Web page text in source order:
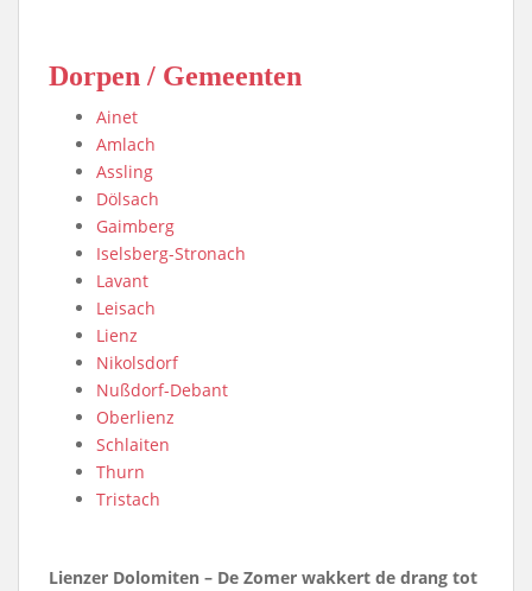
Dorpen / Gemeenten
Ainet
Amlach
Assling
Dölsach
Gaimberg
Iselsberg-Stronach
Lavant
Leisach
Lienz
Nikolsdorf
Nußdorf-Debant
Oberlienz
Schlaiten
Thurn
Tristach
Lienzer Dolomiten – De Zomer wakkert de drang tot